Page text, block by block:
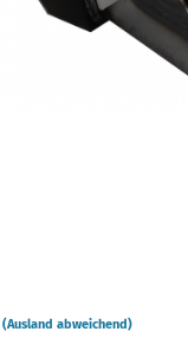
(Ausland abweichend)